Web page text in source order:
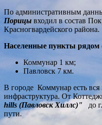
По административным
Порицы входил в состав
Красногвардейского района.
Населенные пункты рядом
Коммунар 1 км;
Павловск 7 км.
В городе Коммунар есть вся
инфраструктура. От
hills (Павловск Хиллс)"
до
пути.